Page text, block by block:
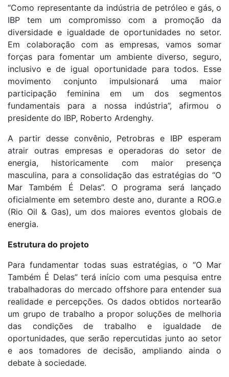
“Como representante da indústria de petróleo e gás, o
IBP tem um compromisso com a promoção da
diversidade e igualdade de oportunidades no setor.
Em colaboração com as empresas, vamos somar
forças para fomentar um ambiente diverso, seguro,
inclusivo e de igual oportunidade para todos. Esse
movimento conjunto impulsionará uma maior
participação feminina em um dos segmentos
fundamentais para a nossa indústria”, afirmou o
presidente do IBP, Roberto Ardenghy.
A partir desse convênio, Petrobras e IBP esperam
atrair outras empresas e operadoras do setor de
energia, historicamente com maior presença
masculina, para a consolidação das estratégias do “O
Mar Também É Delas”. O programa será lançado
oficialmente em setembro deste ano, durante a ROG.e
(Rio Oil & Gas), um dos maiores eventos globais de
energia.
Estrutura do projeto
Para fundamentar todas suas estratégias, o “O Mar
Também É Delas” terá início com uma pesquisa entre
trabalhadoras do mercado offshore para entender sua
realidade e percepções. Os dados obtidos nortearão
um grupo de trabalho a propor soluções de melhoria
das condições de trabalho e igualdade de
oportunidades, que serão repercutidas junto ao setor
e aos tomadores de decisão, ampliando ainda o
debate à sociedade.